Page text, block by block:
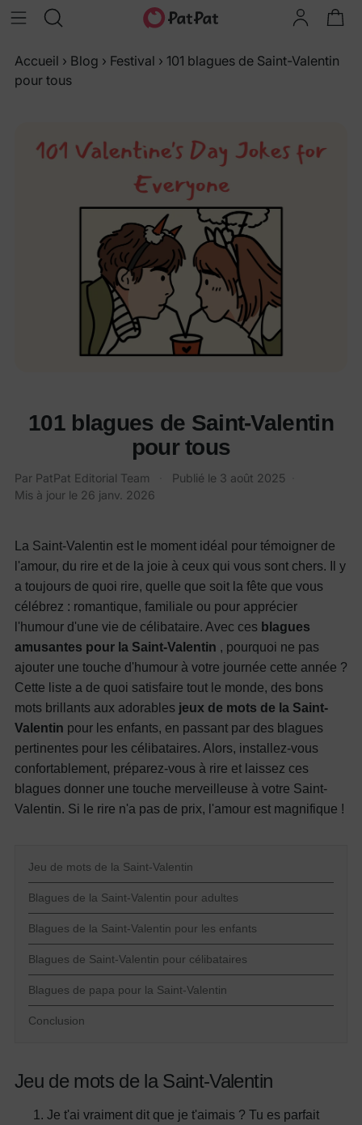
Accueil › Blog › Festival › 101 blagues de Saint-Valentin
pour tous
101 blagues de Saint-Valentin
pour tous
Par PatPat Editorial Team Publié le 3 août 2025
Mis à jour le 26 janv. 2026
La Saint-Valentin est le moment idéal pour témoigner de
l'amour, du rire et de la joie à ceux qui vous sont chers. Il y
a toujours de quoi rire, quelle que soit la fête que vous
célébrez : romantique, familiale ou pour apprécier
l'humour d'une vie de célibataire. Avec ces blagues
amusantes pour la Saint-Valentin , pourquoi ne pas
ajouter une touche d'humour à votre journée cette année ?
Cette liste a de quoi satisfaire tout le monde, des bons
mots brillants aux adorables jeux de mots de la Saint-
Valentin pour les enfants, en passant par des blagues
pertinentes pour les célibataires. Alors, installez-vous
confortablement, préparez-vous à rire et laissez ces
blagues donner une touche merveilleuse à votre Saint-
Valentin. Si le rire n'a pas de prix, l'amour est magnifique !
Jeu de mots de la Saint-Valentin
Blagues de la Saint-Valentin pour adultes
Blagues de la Saint-Valentin pour les enfants
Blagues de Saint-Valentin pour célibataires
Blagues de papa pour la Saint-Valentin
Conclusion
Jeu de mots de la Saint-Valentin
Je t'ai vraiment dit que je t'aimais ? Tu es parfait